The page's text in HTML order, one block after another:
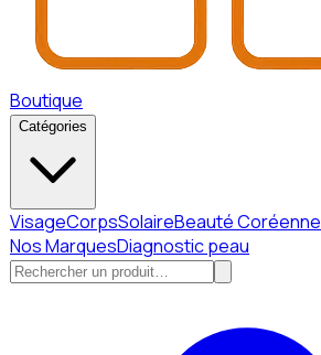
Boutique
Catégories
VisageCorpsSolaireBeauté Coréenne
Nos MarquesDiagnostic peau